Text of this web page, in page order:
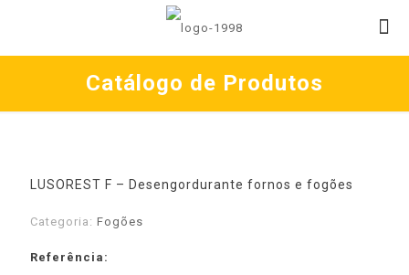
Catálogo de Produtos
LUSOREST F – Desengordurante fornos e fogões
Categoria: Fogões
Referência: